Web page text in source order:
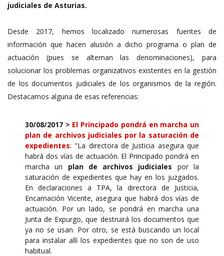
judiciales de Asturias.
Desde 2017, hemos localizado numerosas fuentes de
información que hacen alusión a dicho programa o plan de
actuación (pues se alternan las denominaciones), para
solucionar los problemas organizativos existentes en la gestión
de los documentos judiciales de los organismos de la región.
Destacamos alguna de esas referencias:
30/08/2017 > El Principado pondrá en marcha un
plan de archivos judiciales por la saturación de
expedientes: "La directora de Justicia asegura que
habrá dos vías de actuación. El Principado pondrá en
marcha un plan de archivos judiciales por la
saturación de expedientes que hay en los juzgados.
En declaraciones a TPA, la directora de Justicia,
Encarnación Vicente, asegura que habrá dos vías de
actuación. Por un lado, se pondrá en marcha una
Junta de Expurgo, que destruirá los documentos que
ya no se usan. Por otro, se está buscando un local
para instalar allí los expedientes que no son de uso
habitual.